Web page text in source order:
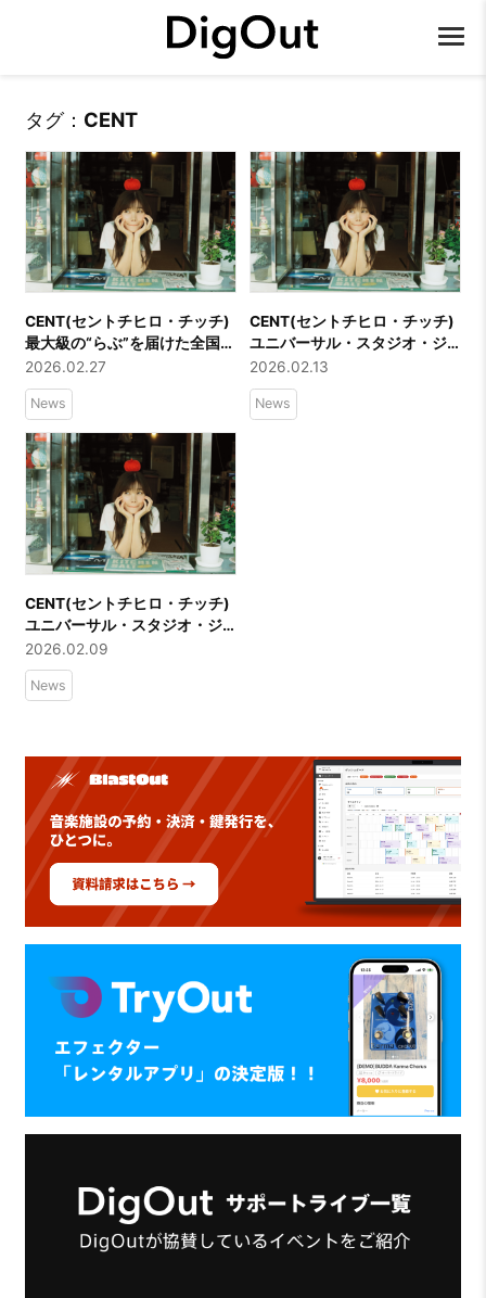
タグ： CENT
CENT(セントチヒロ・チッチ)
最大級の“らぶ”を届けた全国ツ
アーファイナル公演CENT
ONEMAN LIVE TOUR「BIG
BIG LOVE TOUR FINAL LOVE
YA ♡♡♡」ライブレポートが
到着！
2026.02.27
News
CENT(セントチヒロ・チッチ)
ユニバーサル・スタジオ・ジ
ャパン『ユニ春2026』CMソ
ング新曲「スタンド・バイ・
ユース」チッチが異世界で青
2026.02.13
News
CENT(セントチヒロ・チッチ)
ユニバーサル・スタジオ・ジ
ャパン『ユニ春2026』CMソ
ング新曲「スタンド・バイ・
ユース」 2月11日(水)リリー
LOVE TOUR FINAL LOVE YA
♡♡♡」の生配信が決定！！
2026.02.09
News